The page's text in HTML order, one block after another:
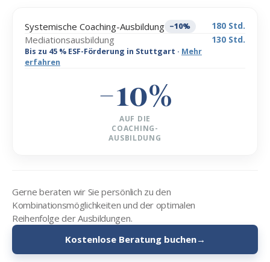
Systemische Coaching-Ausbildung −10% 180 Std.
Mediationsausbildung
Bis zu 45 % ESF-Förderung in Stuttgart · Mehr
erfahren
130 Std.
−10%
AUF DIE
COACHING-
AUSBILDUNG
Gerne beraten wir Sie persönlich zu den
Kombinationsmöglichkeiten und der optimalen
Reihenfolge der Ausbildungen.
Kostenlose Beratung buchen→